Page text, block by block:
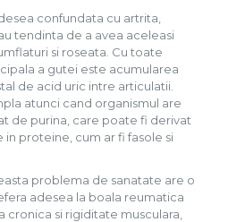
confundata cu artrita,
tendinta de a avea aceleasi
si roseata. Cu toate
a gutei este acumularea
de acid uric intre articulatii.
atunci cand organismul are
de purina, care poate fi derivat
proteine, cum ar fi fasole si
problema de sanatate are o
adesea la boala reumatica
cronica si rigiditate musculara,